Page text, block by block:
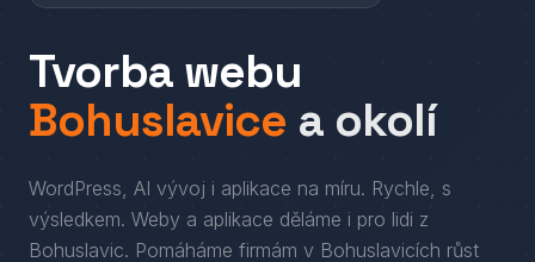
Tvorba webu
Bohuslavice a okolí
WordPress, AI vývoj i aplikace na míru. Rychle, s
výsledkem. Weby a aplikace děláme i pro lidi z
Bohuslavic. Pomáháme firmám v Bohuslavicích růst